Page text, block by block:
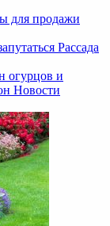
для продажи
Рассада
огурцов и
Новости